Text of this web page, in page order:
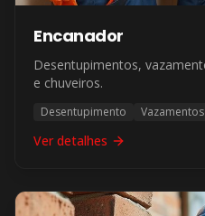
Encanador
Desentupimentos,
e chuveiros.
Desentupimento Vazamentos
Ver detalhes